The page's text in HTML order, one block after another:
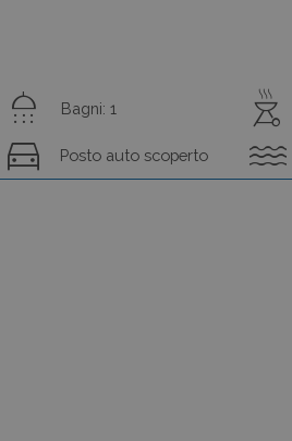
shower Bagni: 1 outdoor_grill
directions_car Posto auto scoperto water